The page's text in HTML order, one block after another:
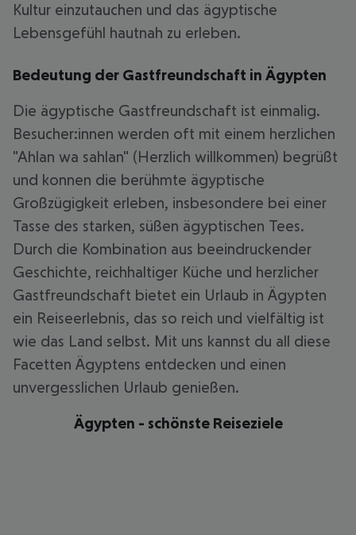
Kultur einzutauchen und das ägyptische
Lebensgefühl hautnah zu erleben.
Bedeutung der Gastfreundschaft in Ägypten
Die ägyptische Gastfreundschaft ist einmalig.
Besucher:innen werden oft mit einem herzlichen
"Ahlan wa sahlan" (Herzlich willkommen) begrüßt
und konnen die berühmte ägyptische
Großzügigkeit erleben, insbesondere bei einer
Tasse des starken, süßen ägyptischen Tees.
Durch die Kombination aus beeindruckender
Geschichte, reichhaltiger Küche und herzlicher
Gastfreundschaft bietet ein Urlaub in Ägypten
ein Reiseerlebnis, das so reich und vielfältig ist
wie das Land selbst. Mit uns kannst du all diese
Facetten Ägyptens entdecken und einen
unvergesslichen Urlaub genießen.
Ägypten - schönste Reiseziele